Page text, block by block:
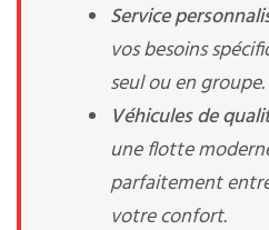
Service
vos besoins
seul ou en groupe.
Véhicules de
une flotte
parfaitement
votre confort.